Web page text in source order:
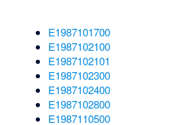
E1987101700
E1987102100
E1987102101
E1987102300
E1987102400
E1987102800
E1987110500